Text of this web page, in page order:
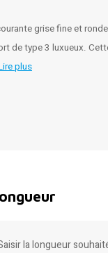
grise fine et
de type 3 luxueux.
plus
la longueur